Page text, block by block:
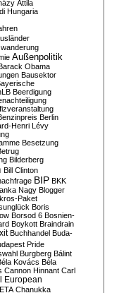
Attila
Hungaria
Außenpolitik
Obama
Bausektor
Beerdigung
Berlin
Henri Lévy
Besetzung
Bilderberg
Bill Clinton
BIP BKK
Nagy Blogger
Paket
Boris
Borsod 6 Bosnien-
Boykott Braindrain
Buchhandel Buda-
Pride
Burgberg Bálint
Kovács Béla
Cannon Hinnant Carl
European
Chanukka